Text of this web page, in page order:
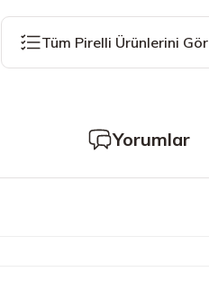
Tüm Pirelli Ürünlerini Gör
Yorumlar